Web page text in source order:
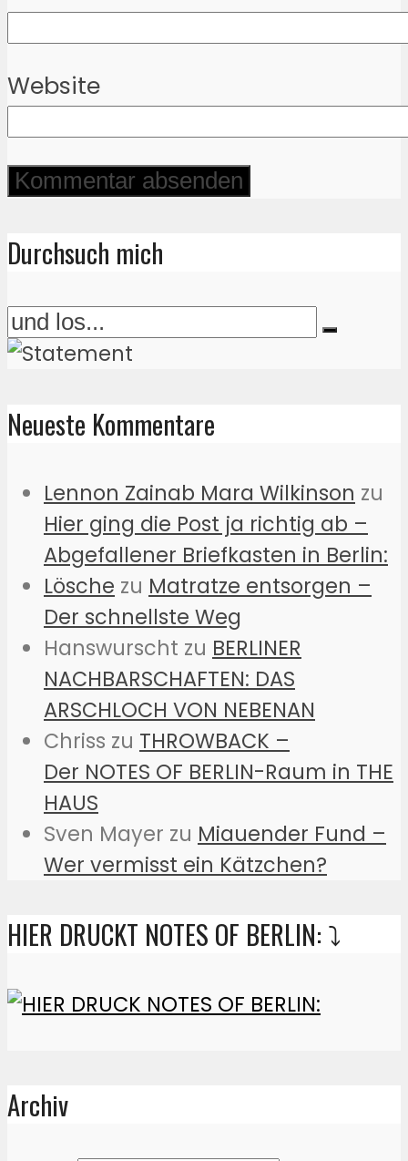
Website
Durchsuch mich
Neueste Kommentare
Lennon Zainab Mara Wilkinson zu
Hier ging die Post ja richtig ab –
Abgefallener Briefkasten in Berlin:
Lösche zu Matratze entsorgen –
Der schnellste Weg
Hanswurscht zu BERLINER
NACHBARSCHAFTEN: DAS
ARSCHLOCH VON NEBENAN
Chriss zu THROWBACK –
Der NOTES OF BERLIN-Raum in THE
HAUS
Sven Mayer zu Miauender Fund –
Wer vermisst ein Kätzchen?
HIER DRUCKT NOTES OF BERLIN: ⤵️
Archiv